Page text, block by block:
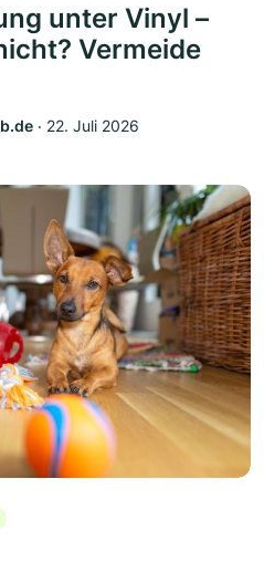
unter Vinyl –
Vermeide
‧ 22. Juli 2026